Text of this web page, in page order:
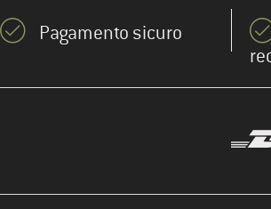
Pagamento sicuro